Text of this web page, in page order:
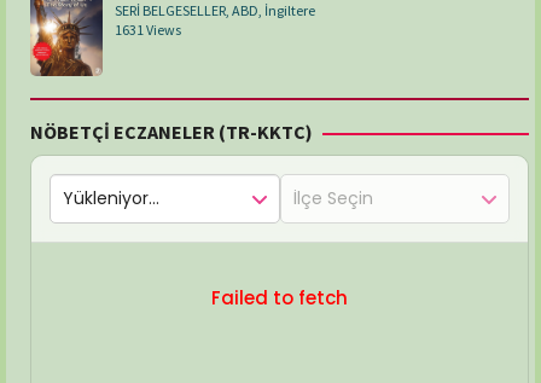
SERİ BELGESELLER, ABD, İngiltere
1631 Views
NÖBETÇİ ECZANELER (TR-KKTC)
Failed to fetch